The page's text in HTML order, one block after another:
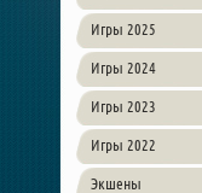
Игры 2025
Игры 2024
Игры 2023
Игры 2022
Экшены